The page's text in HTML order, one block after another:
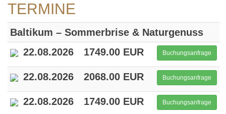
TERMINE
Baltikum – Sommerbrise & Naturgenuss
22.08.2026
1749.00 EUR Buchungsanfrage
22.08.2026 2068.00 EUR Buchungsanfrage
22.08.2026 1749.00 EUR Buchungsanfrage